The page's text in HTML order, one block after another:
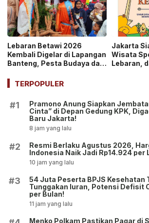
Lebaran Betawi 2026
Kembali Digelar di Lapangan
Banteng, Pesta Budaya dan
Jakarta!
Jakarta
Wisata
Lebaran,
TERPOPULER
#1
Pramono Anung Siapkan
Cinta” di Depan Gedung KPK,
Baru Jakarta!
8 jam yang lalu
#2
Resmi Berlaku Agustus 2026,
Indonesia Naik Jadi Rp14.924 per
10 jam yang lalu
#3
54 Juta Peserta BPJS Kesehatan
Tunggakan Iuran, Potensi Defisit
per Bulan!
11 jam yang lalu
Menko Polkam Pastikan Pagar di